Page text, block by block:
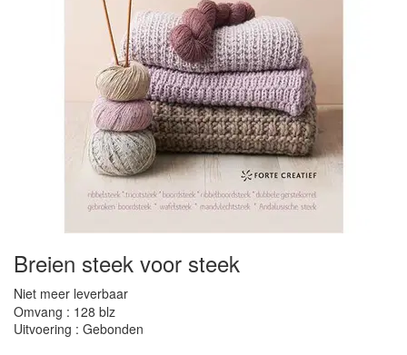
Breien steek voor steek
Niet meer leverbaar
Omvang : 128 blz
Uitvoering : Gebonden